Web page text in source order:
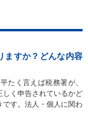
ますか？どんな内容
たく言えば税務署が、
く申告されているかど
です。法人・個人に関わ